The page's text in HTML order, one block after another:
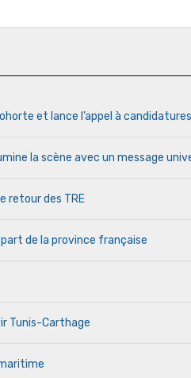
et lance l’appel à
la scène avec un message
retour des TRE
de la province française
Tunis-Carthage